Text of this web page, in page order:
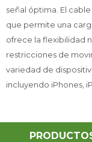
señal óptima. El
que permite una
ofrece la flexibilidad
restricciones de
variedad de
incluyendo iPhones,